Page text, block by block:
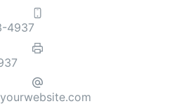
4937